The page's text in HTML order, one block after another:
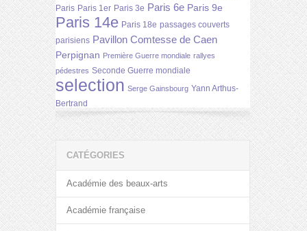
Paris Paris 1er Paris 3e Paris 6e Paris 9e
Paris 14e Paris 18e passages couverts
parisiens Pavillon Comtesse de Caen
Perpignan Première Guerre mondiale rallyes
pédestres Seconde Guerre mondiale
selection Serge Gainsbourg Yann Arthus-
Bertrand
CATÉGORIES
Académie des beaux-arts
Académie française